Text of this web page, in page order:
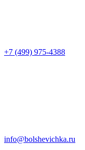
+7 (499) 975-4388
info@bolshevichka.ru